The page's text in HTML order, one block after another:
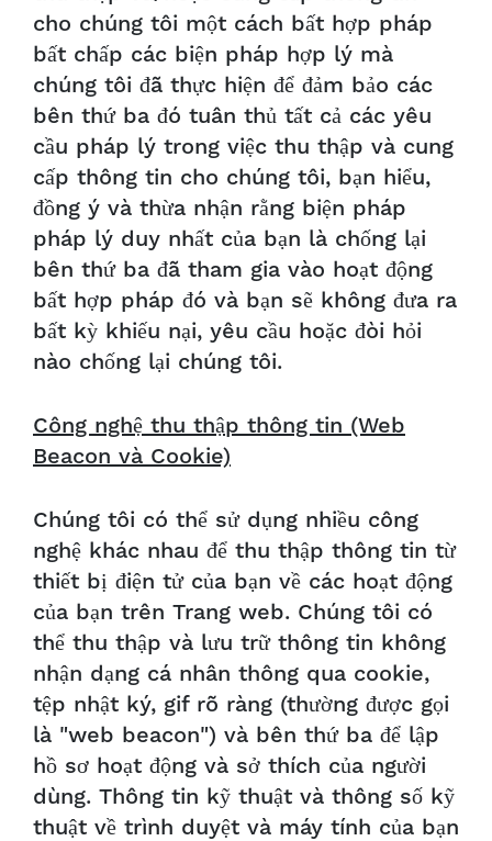
cho chúng tôi một cách bất hợp pháp
bất chấp các biện pháp hợp lý mà
chúng tôi đã thực hiện để đảm bảo các
bên thứ ba đó tuân thủ tất cả các yêu
cầu pháp lý trong việc thu thập và cung
cấp thông tin cho chúng tôi, bạn hiểu,
đồng ý và thừa nhận rằng biện pháp
pháp lý duy nhất của bạn là chống lại
bên thứ ba đã tham gia vào hoạt động
bất hợp pháp đó và bạn sẽ không đưa ra
bất kỳ khiếu nại, yêu cầu hoặc đòi hỏi
nào chống lại chúng tôi.
Công nghệ thu thập thông tin (Web
Beacon và Cookie)
Chúng tôi có thể sử dụng nhiều công
nghệ khác nhau để thu thập thông tin từ
thiết bị điện tử của bạn về các hoạt động
của bạn trên Trang web. Chúng tôi có
thể thu thập và lưu trữ thông tin không
nhận dạng cá nhân thông qua cookie,
tệp nhật ký, gif rõ ràng (thường được gọi
là "web beacon") và bên thứ ba để lập
hồ sơ hoạt động và sở thích của người
dùng. Thông tin kỹ thuật và thông số kỹ
thuật về trình duyệt và máy tính của bạn